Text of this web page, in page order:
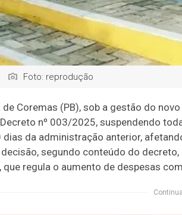
Foto: reprodução
Coremas (PB), sob a gestão do
nº 003/2025, suspendendo
da administração anterior,
segundo conteúdo do
que regula o aumento de despesas